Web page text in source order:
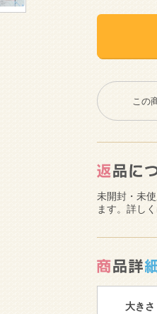
この
未開封・未
ます。詳し
大きさ